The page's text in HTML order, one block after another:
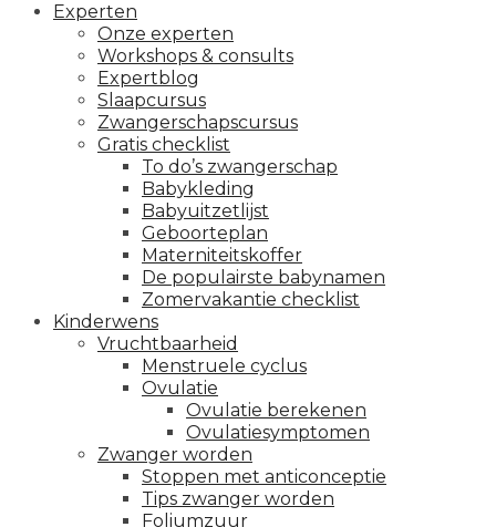
Experten
Onze experten
Workshops & consults
Expertblog
Slaapcursus
Zwangerschapscursus
Gratis checklist
To do’s zwangerschap
Babykleding
Babyuitzetlijst
Geboorteplan
Materniteitskoffer
De populairste babynamen
Zomervakantie checklist
Kinderwens
Vruchtbaarheid
Menstruele cyclus
Ovulatie
Ovulatie berekenen
Ovulatiesymptomen
Zwanger worden
Stoppen met anticonceptie
Tips zwanger worden
Foliumzuur